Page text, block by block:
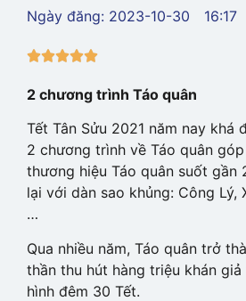
Ngày đăng: 2023-10-30 16:17

2 chương trình Táo quân
Tết Tân Sửu 2021 năm nay khá
2 chương trình về Táo quân
thương hiệu Táo quân suốt gần
lại với dàn sao khủng: Công Lý,
…
Qua nhiều năm, Táo quân trở
thần thu hút hàng triệu khán
hình đêm 30 Tết.